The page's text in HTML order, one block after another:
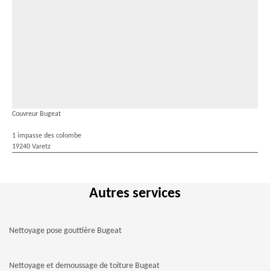
Couvreur Bugeat
1 impasse des colombe
19240 Varetz
Autres services
Nettoyage pose gouttière Bugeat
Nettoyage et demoussage de toiture Bugeat